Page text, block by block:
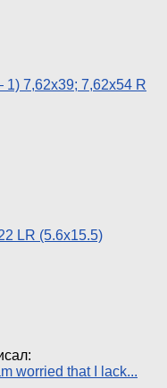
7,62х39; 7,62х54 R
LR (5.6х15.5)
worried that I lack...